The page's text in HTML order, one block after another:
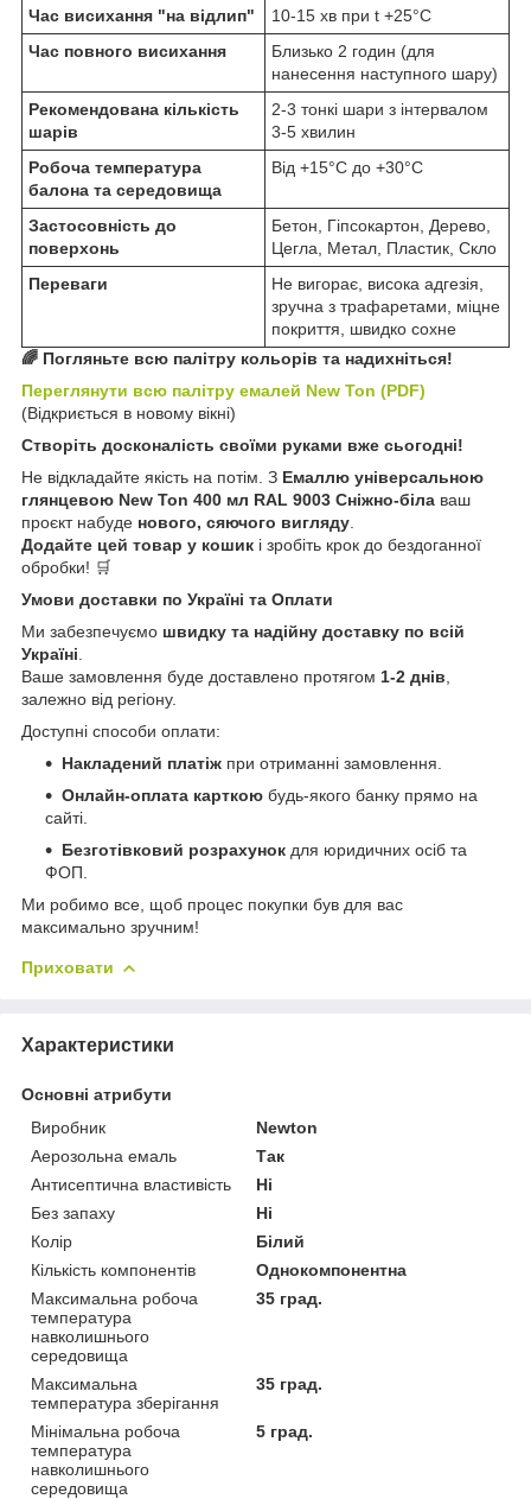
Час висихання "на відлип"
10-15 хв при t +25°С
Час повного висихання
Близько 2 годин (для
нанесення наступного шару)
Рекомендована кількість
шарів
2-3 тонкі шари з інтервалом
3-5 хвилин
Робоча температура
балона та середовища
Від +15°C до +30°С
Застосовність до
поверхонь
Бетон, Гіпсокартон, Дерево,
Цегла, Метал, Пластик, Скло
Переваги
Не вигорає, висока адгезія,
зручна з трафаретами, міцне
покриття, швидко сохне
🌈 Погляньте всю палітру кольорів та надихніться!
Переглянути всю палітру емалей New Ton (PDF)
(Відкриється в новому вікні)
Створіть досконалість своїми руками вже сьогодні!
Не відкладайте якість на потім. З Емаллю універсальною
глянцевою New Ton 400 мл RAL 9003 Сніжно-біла ваш
проєкт набуде нового, сяючого вигляду
Додайте цей товар у кошик і зробіть крок до бездоганної
обробки! 🛒
Умови доставки по Україні та Оплати
Ми забезпечуємо швидку та надійну доставку по всій
Україні
Ваше замовлення буде доставлено протягом 1-2 днів
залежно від регіону.
Доступні способи оплати:
Накладений платіж при отриманні замовлення.
Онлайн-оплата карткою будь-якого банку прямо на
сайті.
Безготівковий розрахунок для юридичних осіб та
ФОП.
Ми робимо все, щоб процес покупки був для вас
максимально зручним!
Приховати
Характеристики
Основні атрибути
Виробник
Newton
Аерозольна емаль
Так
Антисептична властивість
Ні
Без запаху
Ні
Колір
Білий
Кількість компонентів
Однокомпонентна
Максимальна робоча
температура
навколишнього
середовища
35 град.
Максимальна
температура зберігання
35 град.
Мінімальна робоча
температура
навколишнього
середовища
5 град.